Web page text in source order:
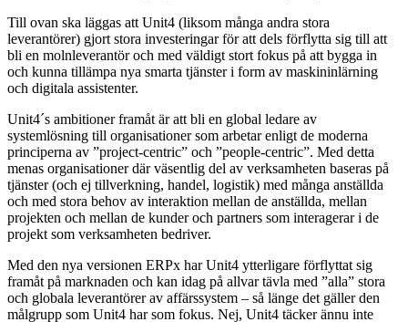
Till ovan ska läggas att Unit4 (liksom många andra stora
leverantörer) gjort stora investeringar för att dels förflytta sig till att
bli en molnleverantör och med väldigt stort fokus på att bygga in
och kunna tillämpa nya smarta tjänster i form av maskininlärning
och digitala assistenter.
Unit4´s ambitioner framåt är att bli en global ledare av
systemlösning till organisationer som arbetar enligt de moderna
principerna av ”project-centric” och ”people-centric”. Med detta
menas organisationer där väsentlig del av verksamheten baseras på
tjänster (och ej tillverkning, handel, logistik) med många anställda
och med stora behov av interaktion mellan de anställda, mellan
projekten och mellan de kunder och partners som interagerar i de
projekt som verksamheten bedriver.
Med den nya versionen ERPx har Unit4 ytterligare förflyttat sig
framåt på marknaden och kan idag på allvar tävla med ”alla” stora
och globala leverantörer av affärssystem – så länge det gäller den
målgrupp som Unit4 har som fokus. Nej, Unit4 täcker ännu inte